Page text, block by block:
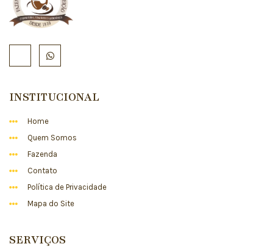
INSTITUCIONAL
Home
Quem Somos
Fazenda
Contato
Política de Privacidade
Mapa do Site
SERVIÇOS